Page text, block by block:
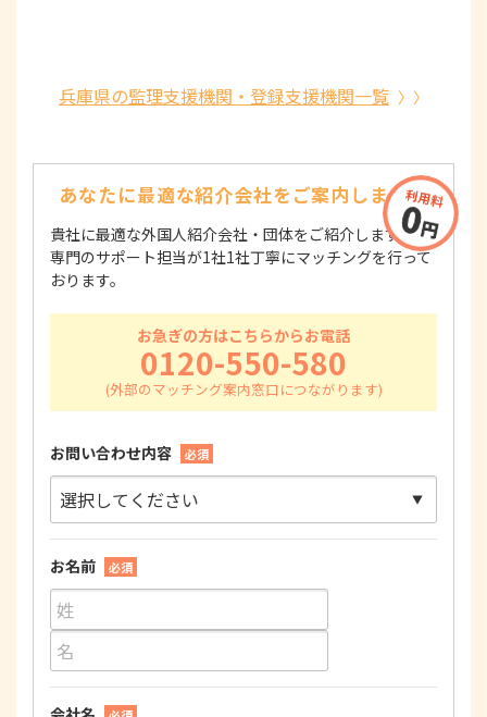
兵庫県の監理支援機関・登録支援機関一覧
あなたに最適な紹介会社をご案内します！
貴社に最適な外国人紹介会社・団体をご紹介します！
専門のサポート担当が1社1社丁寧にマッチングを行って
おります。
お急ぎの方はこちらからお電話
0120-550-580
お問い合わせ内容 必須
お名前 必須